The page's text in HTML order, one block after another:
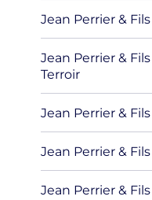
Jean Perrier &
Jean Perrier &
Terroir
Jean Perrier &
Jean Perrier &
Jean Perrier &